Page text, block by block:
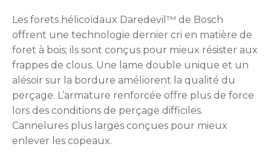
Les forets hélicoïdaux Daredevil™ de Bosch
offrent une technologie dernier cri en matière de
foret à bois; ils sont conçus pour mieux résister aux
frappes de clous. Une lame double unique et un
alésoir sur la bordure améliorent la qualité du
perçage. L’armature renforcée offre plus de force
lors des conditions de perçage difficiles.
Cannelures plus larges conçues pour mieux
enlever les copeaux.